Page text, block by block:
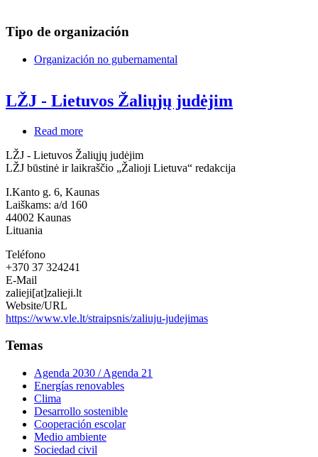
Tipo de organización
Organización no gubernamental
LŽJ - Lietuvos Žaliųjų judėjim
Read more
-
Lietuvos
judėjim
LŽJ - Lietuvos Žaliųjų judėjim
LŽJ būstinė ir laikraščio „Žalioji Lietuva“ redakcija
I.Kanto g. 6, Kaunas
Laiškams: a/d 160
44002 Kaunas
Lituania
Teléfono
+370 37 324241
E-Mail
zalieji[at]zalieji.lt
Website/URL
https://www.vle.lt/straipsnis/zaliuju-judejimas
Temas
Agenda 2030 / Agenda 21
Energías renovables
Clima
Desarrollo sostenible
Cooperación escolar
Medio ambiente
Sociedad civil